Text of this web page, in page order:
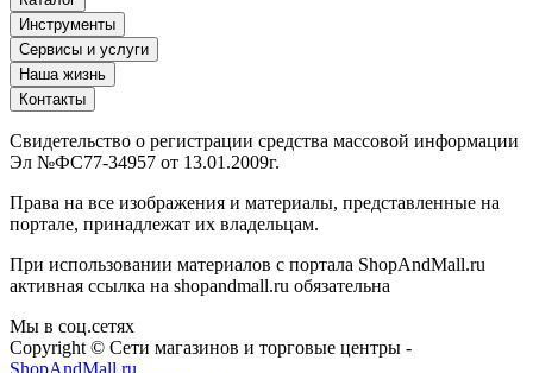
Каталог
Инструменты
Сервисы и услуги
Наша жизнь
Контакты
Свидетельство о регистрации средства массовой информации
Права на все изображения и материалы, представленные на
портале, принадлежат их владельцам.
При использовании материалов с портала ShopAndMall.ru
активная ссылка на shopandmall.ru обязательна
Мы в соц.сетях
Copyright © Сети магазинов и торговые центры -